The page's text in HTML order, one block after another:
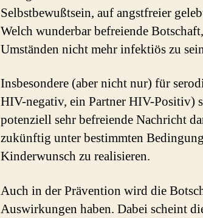
Selbstbewußtsein, auf angstfreier
Welch wunderbar befreiende
Umständen nicht mehr infektiös zu
Insbesondere (aber nicht nur) für
HIV-negativ, ein Partner HIV-Positiv)
potenziell sehr befreiende Nachricht
zukünftig unter bestimmten
Kinderwunsch zu realisieren.
Auch in der Prävention wird die
Auswirkungen haben. Dabei scheint